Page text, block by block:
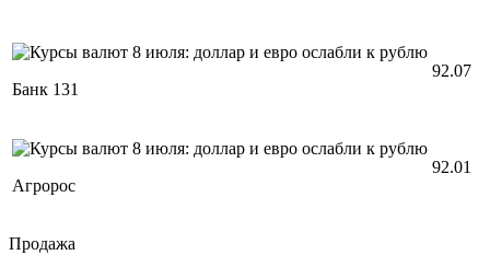
Банк 131
92.07
Агророс
92.01
Продажа